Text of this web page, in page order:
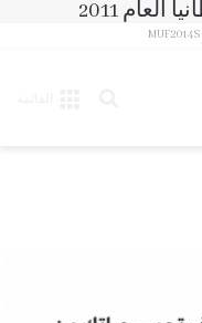
2011